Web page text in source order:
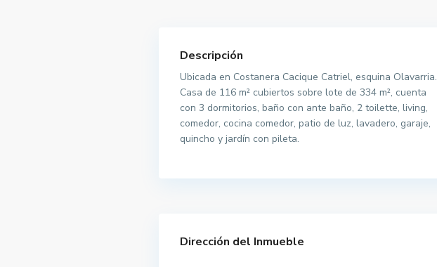
Descripción
Ubicada en Costanera Cacique Catriel, esquina Olavarria.
Casa de 116 m² cubiertos sobre lote de 334 m², cuenta
con 3 dormitorios, baño con ante baño, 2 toilette, living,
comedor, cocina comedor, patio de luz, lavadero, garaje,
quincho y jardín con pileta.
Dirección del Inmueble